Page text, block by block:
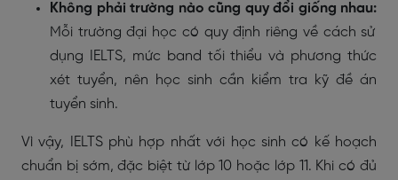
Không phải trường nào cũng quy đổi giống nhau:
Mỗi trường đại học có quy định riêng về cách sử
dụng IELTS, mức band tối thiểu và phương thức
xét tuyển, nên học sinh cần kiểm tra kỹ đề án
tuyển sinh.
Vì vậy, IELTS phù hợp nhất với học sinh có kế hoạch
chuẩn bị sớm, đặc biệt từ lớp 10 hoặc lớp 11. Khi có đủ